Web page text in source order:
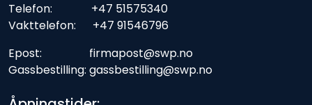
Telefon: +47 51575340
Vakttelefon: +47 91546796
Epost: firmapost@swp.no
Gassbestilling: gassbestilling@swp.no